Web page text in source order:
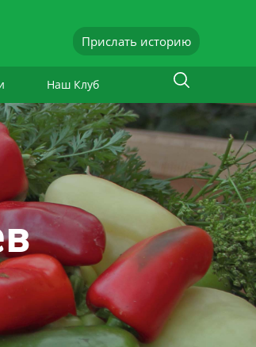
Прислать историю
Наш Клуб